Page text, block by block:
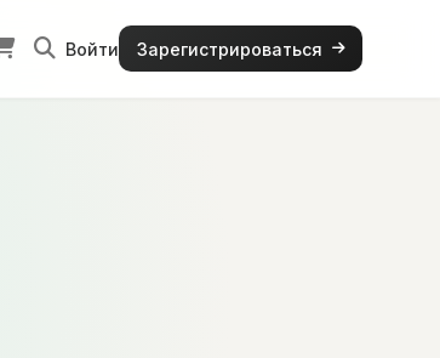
Войти Зарегистрироваться